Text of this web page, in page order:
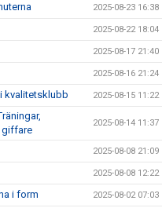
2025-08-23 16:38
2025-08-22 18:04
2025-08-17 21:40
2025-08-16 21:24
kvalitetsklubb 2025-08-15 11:22
giffare
2025-08-14 11:37
2025-08-08 21:09
2025-08-08 12:22
i form 2025-08-02 07:03